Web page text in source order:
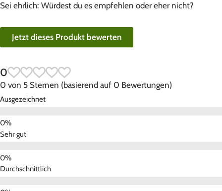
Sei ehrlich: Würdest du es empfehlen oder eher nicht?
Jetzt dieses Produkt bewerten
0
0 von 5 Sternen (basierend auf 0 Bewertungen)
Ausgezeichnet
Sehr gut
Durchschnittlich